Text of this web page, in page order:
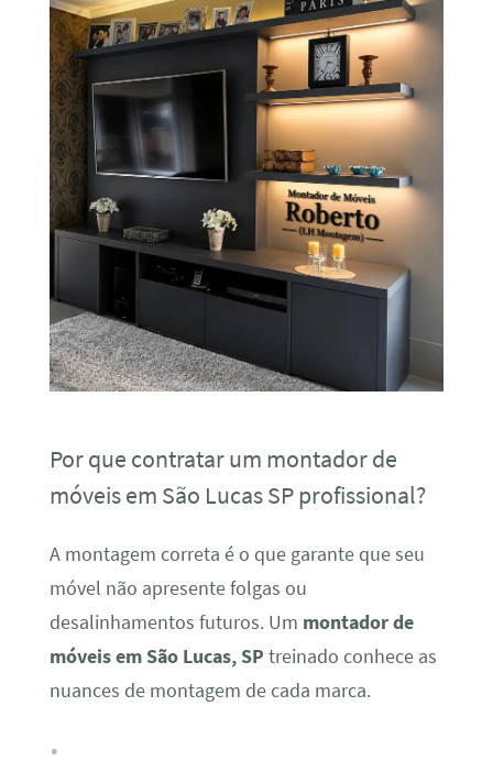
Por que contratar um montador de
móveis em São Lucas SP profissional?
A montagem correta é o que garante que seu
móvel não apresente folgas ou
desalinhamentos futuros. Um montador de
móveis em São Lucas, SP treinado conhece as
nuances de montagem de cada marca.